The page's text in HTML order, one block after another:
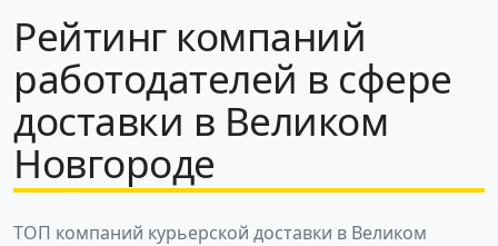
Рейтинг компаний
работодателей в сфере
доставки в Великом
Новгороде
ТОП компаний курьерской доставки в Великом